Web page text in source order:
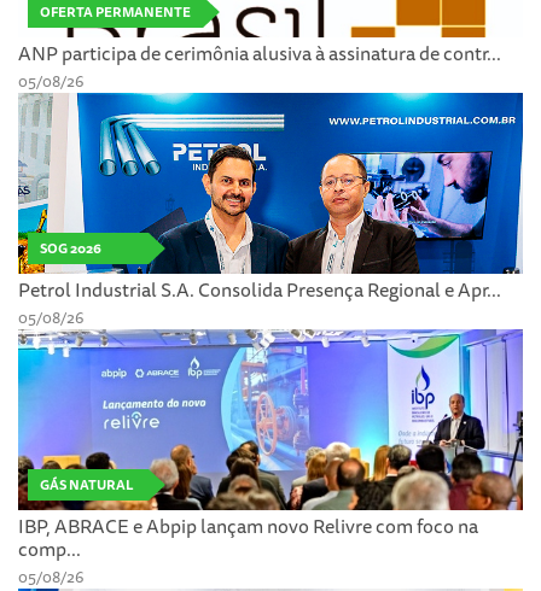
OFERTA PERMANENTE
ANP participa de cerimônia alusiva à assinatura de contr...
05/08/26
SOG 2026
Petrol Industrial S.A. Consolida Presença Regional e Apr...
05/08/26
GÁS NATURAL
IBP, ABRACE e Abpip lançam novo Relivre com foco na
comp...
05/08/26